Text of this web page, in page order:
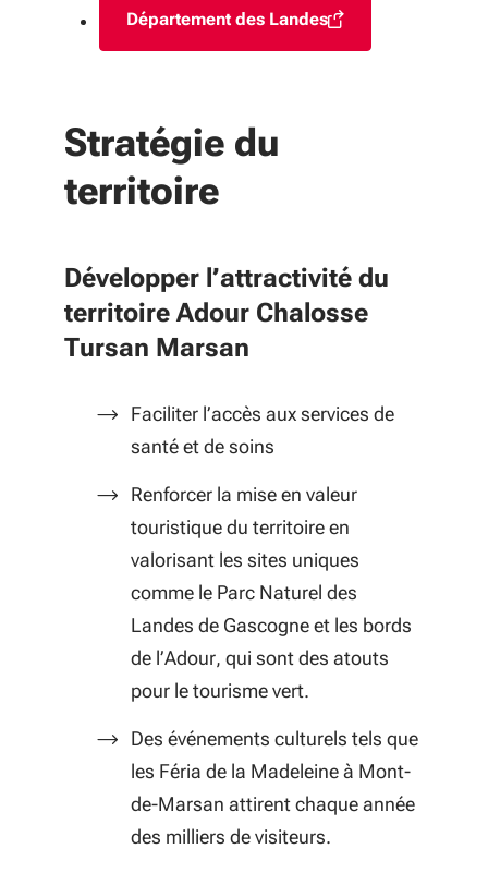
Département des Landes
(S'ouvre dans une nouvelle
Stratégie du
territoire
Développer l’attractivité du
territoire Adour Chalosse
Tursan Marsan
Faciliter l’accès aux services de
santé et de soins
Renforcer la mise en valeur
touristique du territoire en
valorisant les sites uniques
comme le Parc Naturel des
Landes de Gascogne et les bords
de l’Adour, qui sont des atouts
pour le tourisme vert.
Des événements culturels tels que
les Féria de la Madeleine à Mont-
de-Marsan attirent chaque année
des milliers de visiteurs.